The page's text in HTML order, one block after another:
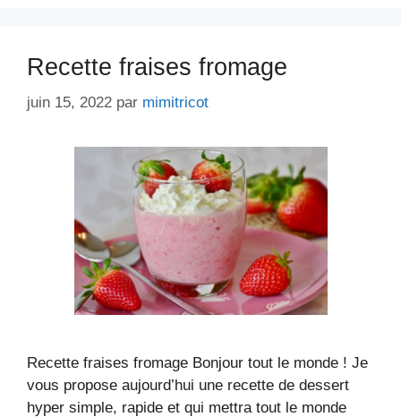
Recette fraises fromage
juin 15, 2022 par mimitricot
Recette fraises fromage Bonjour tout le monde ! Je
vous propose aujourd’hui une recette de dessert
hyper simple, rapide et qui mettra tout le monde